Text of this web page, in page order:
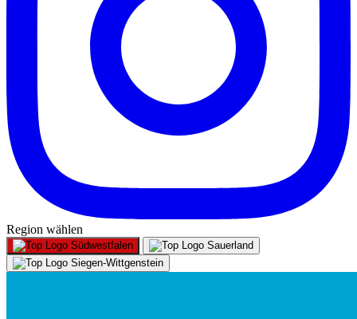
Region wählen
Südwestfalen
Sauerland
Siegen-Wittgenstein